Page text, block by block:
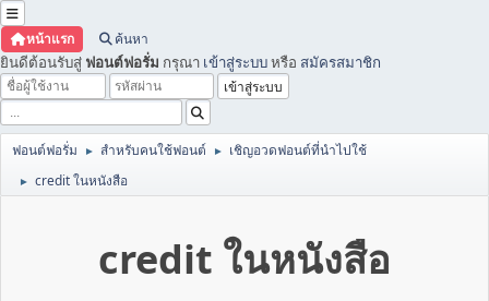
หน้าแรก ค้นหา
ยินดีต้อนรับสู่ ฟอนต์ฟอรั่ม กรุณา เข้าสู่ระบบหรือ สมัครสมาชิก
ฟอนต์ฟอรั่ม ► สำหรับคนใช้ฟอนต์ ► เชิญอวดฟอนต์ที่นำไปใช้
► credit ในหนังสือ
credit ในหนังสือ